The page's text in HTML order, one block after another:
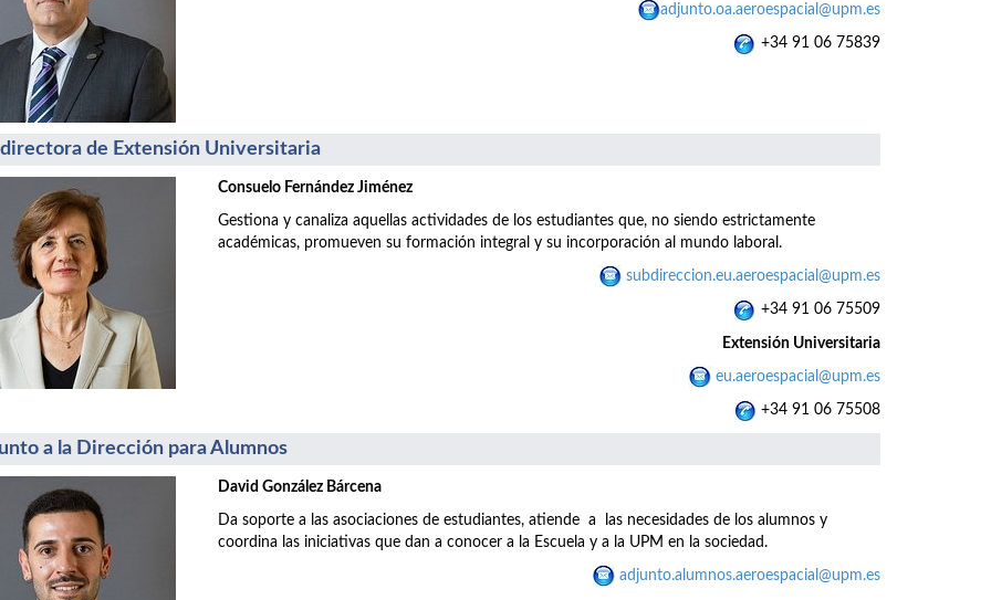
adjunto.oa.aeroespacial@upm.es
+34 91 06 75839
de Extensión Universitaria
Consuelo Fernández Jiménez
Gestiona y canaliza aquellas actividades de los estudiantes que, no siendo estrictamente
académicas, promueven su formación integral y su incorporación al mundo laboral.
subdireccion.eu.aeroespacial@upm.es
+34 91 06 75509
Extensión Universitaria
eu.aeroespacial@upm.es
+34 91 06 75508
a la Dirección para Alumnos
David González Bárcena
Da soporte a las asociaciones de estudiantes, atiende a las necesidades de los alumnos y
coordina las iniciativas que dan a conocer a la Escuela y a la UPM en la sociedad.
adjunto.alumnos.aeroespacial@upm.es